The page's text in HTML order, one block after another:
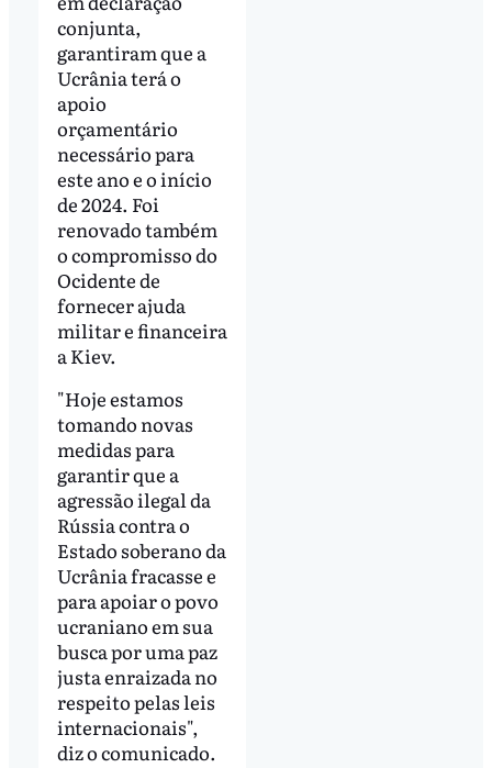
conjunta,
garantiram que a
Ucrânia terá o
apoio
orçamentário
necessário para
este ano e o início
de 2024. Foi
renovado também
o compromisso do
Ocidente de
fornecer ajuda
militar e financeira
a Kiev.
"Hoje estamos
tomando novas
medidas para
garantir que a
agressão ilegal da
Rússia contra o
Estado soberano da
Ucrânia fracasse e
para apoiar o povo
ucraniano em sua
busca por uma paz
justa enraizada no
respeito pelas leis
internacionais",
diz o comunicado.